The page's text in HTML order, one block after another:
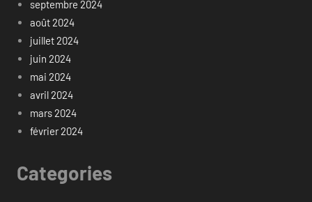
septembre 2024
août 2024
juillet 2024
juin 2024
mai 2024
avril 2024
mars 2024
février 2024
Categories